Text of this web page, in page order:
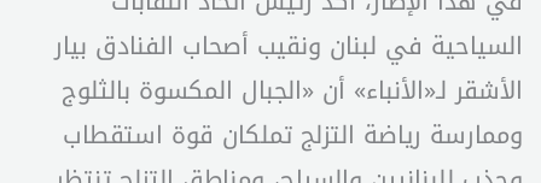
السياحية في لبنان ونقيب أصحاب الفنادق بيار
الأشقر لـ«الأنباء» أن «الجبال المكسوة بالثلوج
وممارسة رياضة التزلج تملكان قوة استقطاب